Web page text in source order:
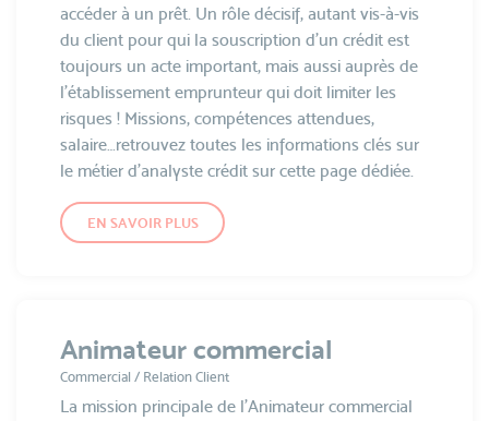
accéder à un prêt. Un rôle décisif, autant vis-à-vis
du client pour qui la souscription d’un crédit est
toujours un acte important, mais aussi auprès de
l’établissement emprunteur qui doit limiter les
risques ! Missions, compétences attendues,
salaire…retrouvez toutes les informations clés sur
le métier d’analyste crédit sur cette page dédiée.
EN SAVOIR PLUS
Animateur commercial
Commercial / Relation Client
La mission principale de l'Animateur commercial